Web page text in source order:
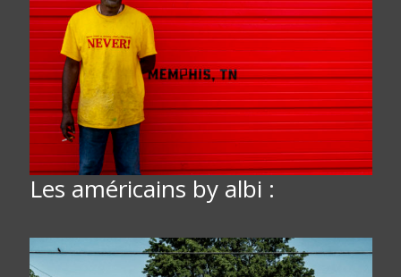
Les américains by albi :